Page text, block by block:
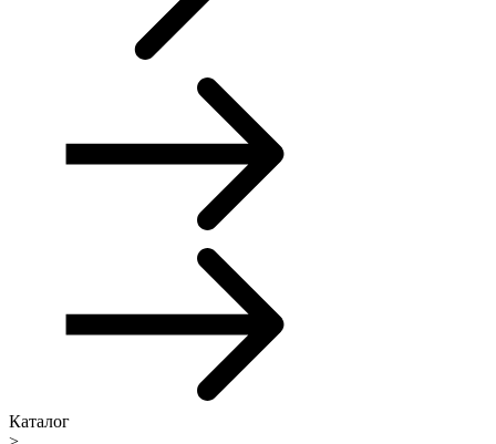
Каталог